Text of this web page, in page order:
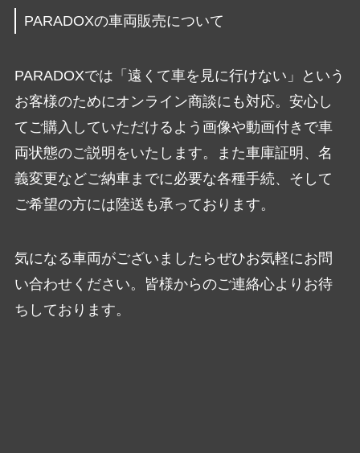
PARADOXの車両販売について
PARADOXでは「遠くて車を見に行けない」という
お客様のためにオンライン商談にも対応。安心し
てご購入していただけるよう画像や動画付きで車
両状態のご説明をいたします。また車庫証明、名
義変更などご納車までに必要な各種手続、そして
ご希望の方には陸送も承っております。
気になる車両がございましたらぜひお気軽にお問
い合わせください。皆様からのご連絡心よりお待
ちしております。